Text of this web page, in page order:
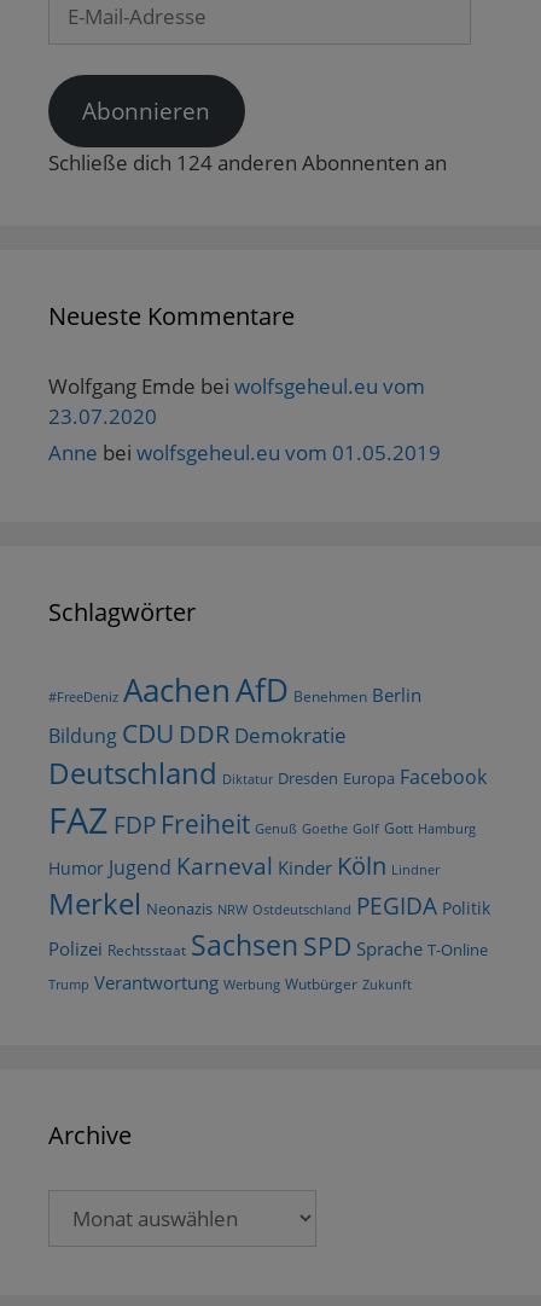
Mail-
Abonnieren
Schließe dich 124 anderen Abonnenten an
Neueste Kommentare
Wolfgang Emde bei wolfsgeheul.eu vom
23.07.2020
Anne bei wolfsgeheul.eu vom 01.05.2019
Schlagwörter
#FreeDeniz AachenAfD Benehmen Berlin
Bildung CDU DDR Demokratie
Deutschland Diktatur Dresden Europa Facebook
FAZ FDP Freiheit Genuß Goethe Golf Gott Hamburg
Humor Jugend Karneval Kinder Köln Lindner
Merkel Neonazis NRW Ostdeutschland PEGIDA Politik
Polizei Rechtsstaat Sachsen SPD Sprache T-Online
Trump Verantwortung Werbung Wutbürger Zukunft
Archive